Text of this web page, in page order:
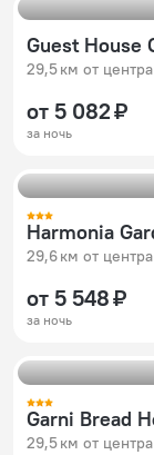
Guest House
29,5 км от
от 5 082 ₽
за ночь
Harmonia
29,6 км от
от 5 548 ₽
за ночь
Garni Bread
29,5 км от